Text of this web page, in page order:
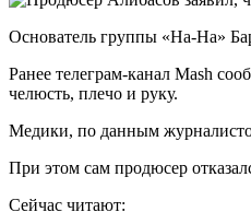
Основатель группы «На-На»
Ранее телеграм-канал Mash
челюсть, плечо и руку.
Медики, по данным
При этом сам продюсер
Сейчас читают: